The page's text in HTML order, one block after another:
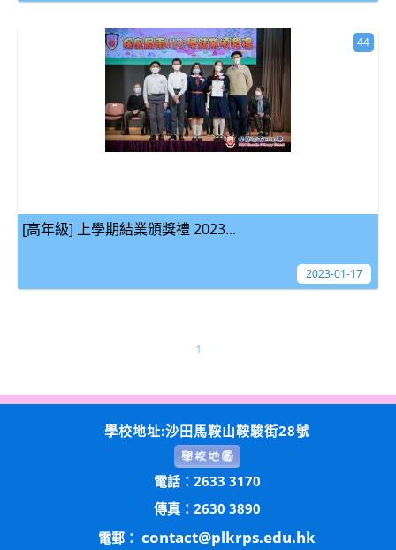
[高年級] 上學期結業頒獎禮 2023...
44
2023-01-17
1
學校地址:沙田馬鞍山鞍駿街28號
電話：2633 3170
傳真：2630 3890
電郵： contact@plkrps.edu.hk